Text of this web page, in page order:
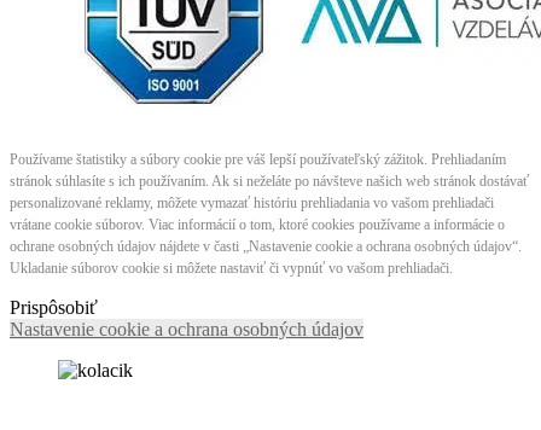
Používame štatistiky a súbory cookie pre váš lepší používateľský zážitok. Prehliadaním
stránok súhlasíte s ich používaním. Ak si neželáte po návšteve našich web stránok dostávať
personalizované reklamy, môžete vymazať históriu prehliadania vo vašom prehliadači
vrátane cookie súborov. Viac informácií o tom, ktoré cookies používame a informácie o
ochrane osobných údajov nájdete v časti „Nastavenie cookie a ochrana osobných údajov“.
Ukladanie súborov cookie si môžete nastaviť či vypnúť vo vašom prehliadači.
Prispôsobiť
Nastavenie cookie a ochrana osobných údajov